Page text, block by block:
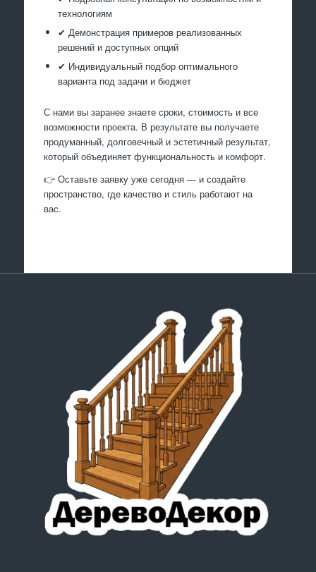
технологиям
✔ Демонстрация примеров реализованных
решений и доступных опций
✔ Индивидуальный подбор оптимального
варианта под задачи и бюджет
С нами вы заранее знаете сроки, стоимость и все
возможности проекта. В результате вы получаете
продуманный, долговечный и эстетичный результат,
который объединяет функциональность и комфорт.
👉 Оставьте заявку уже сегодня — и создайте
пространство, где качество и стиль работают на
вас.